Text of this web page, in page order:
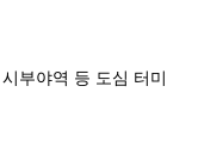
부야역 등 도심 터미